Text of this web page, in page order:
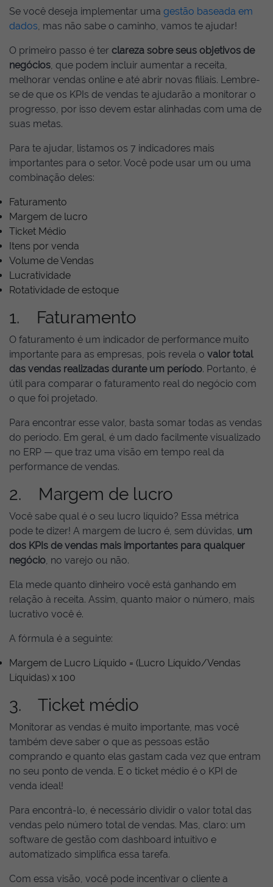
Se você deseja implementar uma gestão baseada em
dados, mas não sabe o caminho, vamos te ajudar!
O primeiro passo é ter clareza sobre seus objetivos de
negócios, que podem incluir aumentar a receita,
melhorar vendas online e até abrir novas filiais. Lembre-
se de que os KPIs de vendas te ajudarão a monitorar o
progresso, por isso devem estar alinhadas com uma de
suas metas.
Para te ajudar, listamos os 7 indicadores mais
importantes para o setor. Você pode usar um ou uma
combinação deles:
Faturamento
Margem de lucro
Ticket Médio
Itens por venda
Volume de Vendas
Lucratividade
Rotatividade de estoque
1. Faturamento
O faturamento é um indicador de performance muito
importante para as empresas, pois revela o valor total
das vendas realizadas durante um período. Portanto, é
útil para comparar o faturamento real do negócio com
o que foi projetado.
Para encontrar esse valor, basta somar todas as vendas
do período. Em geral, é um dado facilmente visualizado
no ERP — que traz uma visão em tempo real da
performance de vendas.
2. Margem de lucro
Você sabe qual é o seu lucro líquido? Essa métrica
pode te dizer! A margem de lucro é, sem dúvidas, um
dos KPIs de vendas mais importantes para qualquer
negócio, no varejo ou não.
Ela mede quanto dinheiro você está ganhando em
relação à receita. Assim, quanto maior o número, mais
lucrativo você é.
A fórmula é a seguinte:
Margem de Lucro Líquido = (Lucro Líquido/Vendas
Líquidas) x 100
3. Ticket médio
Monitorar as vendas é muito importante, mas você
também deve saber o que as pessoas estão
comprando e quanto elas gastam cada vez que entram
no seu ponto de venda. E o ticket médio é o KPI de
venda ideal!
Para encontrá-lo, é necessário dividir o valor total das
vendas pelo número total de vendas. Mas, claro: um
software de gestão com dashboard intuitivo e
automatizado simplifica essa tarefa.
Com essa visão, você pode incentivar o cliente a